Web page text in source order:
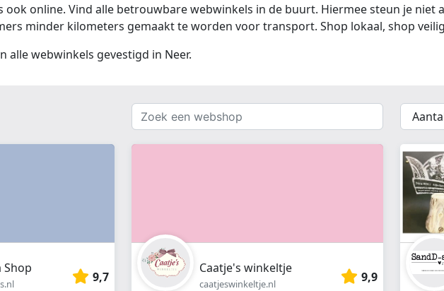
ook online. Vind alle betrouwbare webwinkels in de buurt. Hiermee steun je niet
minder kilometers gemaakt te worden voor transport. Shop lokaal, shop
alle webwinkels gevestigd in Neer.
Zoek
een
webshop
{{
__('Sort')
}}
Shop
9,7
Caatje's winkeltje
caatjeswinkeltje.nl 9,9